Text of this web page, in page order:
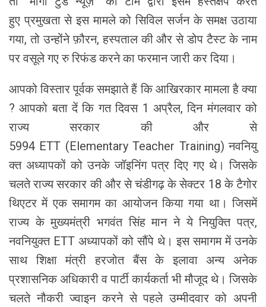
हुए प्रमुखता से इस मामले को सिविल सर्जन के समक्ष उठाया
गया, तो उन्होंने फ़ौरन, हस्पताल की और से डोप टैस्ट के नाम
पर वसूले गए रु रिफंड करने का फरमान जारी कर दिया।
आपको विस्तार पूर्वक समझाते हैं कि आखिरकार मामला है क्या
? आपको बता दें कि गत दिवस 1 अप्रैल, दिन मंगलवार को
राज्य सरकार की और से
5994 ETT (Elementary Teacher Training) नवनियु
क्त अध्यापकों को उनके जॉइनिंग पत्र दिए गए थे। जिसके
चलते राज्य सरकार की और से चंडीगढ़ के सेक्टर 18 के टैगोर
थिएटर में एक समागम का आयोजन किया गया था। जिसमें
राज्य के मुख्यमंत्री भगवंत सिंह मान ने ये नियुक्ति पत्र,
नवनियुक्त ETT अध्यापकों को सौंपे थे। इस समागम में उनके
साथ शिक्षा मंत्री हरजोत बैंस के इलावा अन्य अनेक
प्रशासनिक अधिकारी व पार्टी कार्यकर्ता भी मौजूद थे। जिसके
चलते नौकरी ज्वाइन करने से पहले उम्मीदवार को अपनी